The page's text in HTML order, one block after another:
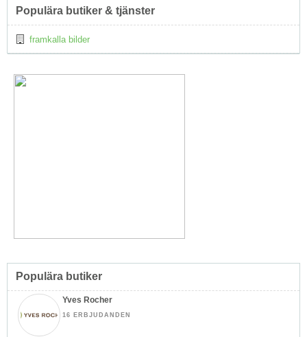
Populära butiker & tjänster
framkalla bilder
Populära butiker
Yves Rocher
16 ERBJUDANDEN